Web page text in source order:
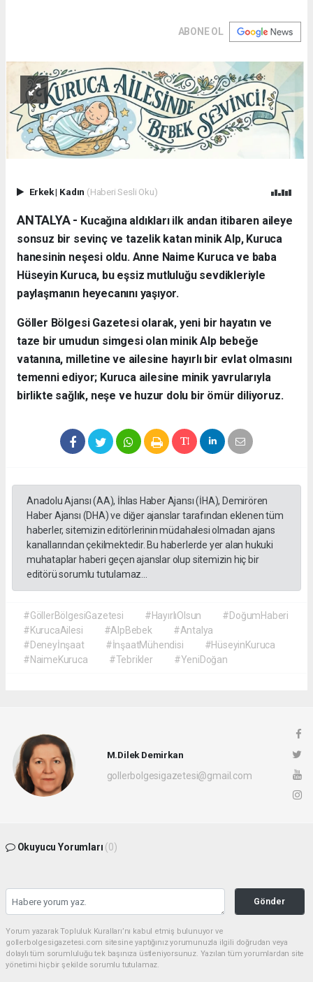
ABONE OL
Erkek| Kadın (Haberi Sesli Oku)
ANTALYA - ​ Kucağına aldıkları ilk andan itibaren aileye
sonsuz bir sevinç ve tazelik katan minik Alp, Kuruca
hanesinin neşesi oldu. Anne Naime Kuruca ve baba
Hüseyin Kuruca, bu eşsiz mutluluğu sevdikleriyle
paylaşmanın heyecanını yaşıyor.
​Göller Bölgesi Gazetesi olarak, yeni bir hayatın ve
taze bir umudun simgesi olan minik Alp bebeğe
vatanına, milletine ve ailesine hayırlı bir evlat olmasını
temenni ediyor; Kuruca ailesine minik yavrularıyla
birlikte sağlık, neşe ve huzur dolu bir ömür diliyoruz.
Anadolu Ajansı (AA), İhlas Haber Ajansı (İHA), Demirören
Haber Ajansı (DHA) ve diğer ajanslar tarafından eklenen tüm
haberler, sitemizin editörlerinin müdahalesi olmadan ajans
kanallarından çekilmektedir. Bu haberlerde yer alan hukuki
muhataplar haberi geçen ajanslar olup sitemizin hiç bir
editörü sorumlu tutulamaz...
#GöllerBölgesiGazetesi #HayırlıOlsun
#DoğumHaberi
#KurucaAilesi
#AlpBebek
#Antalya
#Deneyİnşaat
#İnşaatMühendisi
#HüseyinKuruca
#NaimeKuruca
#Tebrikler #YeniDoğan
M.Dilek Demirkan
gollerbolgesigazetesi@gmail.com
Okuyucu Yorumları (0)
Gönder
Yorum yazarak Topluluk Kuralları’nı kabul etmiş bulunuyor ve
gollerbolgesigazetesi.com sitesine yaptığınız yorumunuzla ilgili doğrudan veya
dolaylı tüm sorumluluğu tek başınıza üstleniyorsunuz. Yazılan tüm yorumlardan site
yönetimi hiçbir şekilde sorumlu tutulamaz.